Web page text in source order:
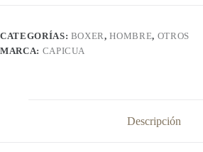
CATEGORÍAS: BOXER,HOMBRE, OTROS
MARCA: CAPICUA
Descripción